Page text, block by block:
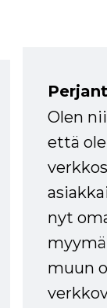
Olen
että
nyt
muun